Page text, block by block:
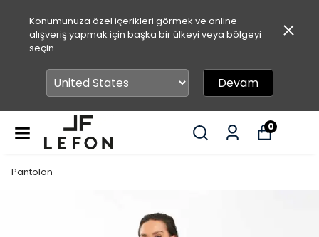
Konumunuza özel içerikleri görmek ve online
alışveriş yapmak için başka bir ülkeyi veya bölgeyi
seçin.
Devam
0
Pantolon